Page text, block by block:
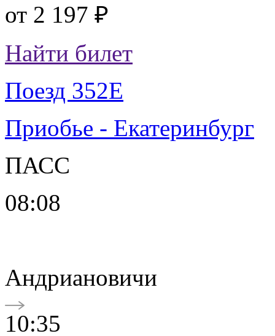
от 2 197 ₽
Найти билет
Поезд 352Е
Приобье - Екатеринбург
ПАСС
08:08
Андриановичи
10:35